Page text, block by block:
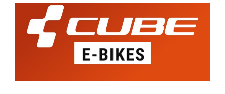
Hybrid
One44
HPC
Race
800
Wh